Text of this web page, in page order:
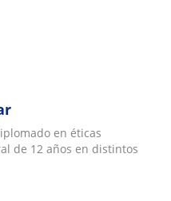
en éticas
de 12 años en distintos